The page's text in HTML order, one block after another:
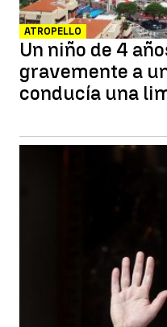
ATROPELLO
Un niño de 4
gravemente a
conducía una